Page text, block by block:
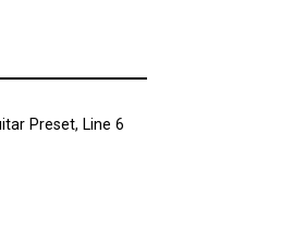
Preset, Line 6